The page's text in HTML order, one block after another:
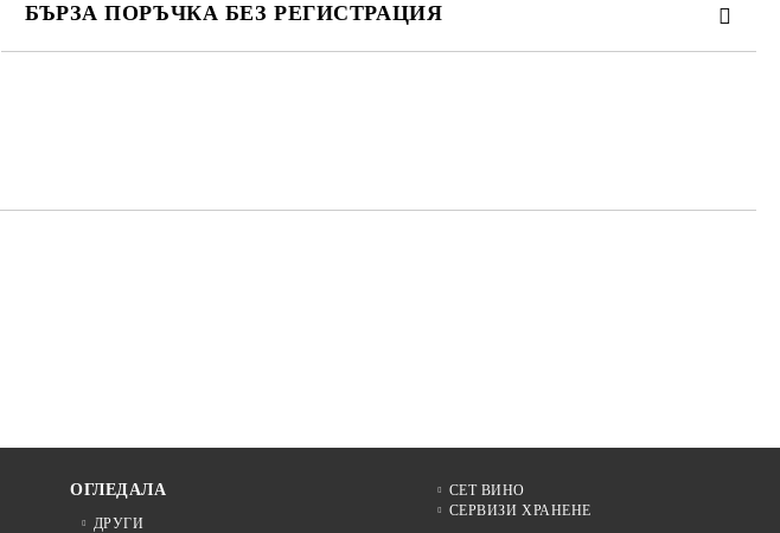
БЪРЗА ПОРЪЧКА БЕЗ РЕГИСТРАЦИЯ
ОГЛЕДАЛА
ДРУГИ
СЕТ ВИНО
СЕРВИЗИ ХРАНЕНЕ